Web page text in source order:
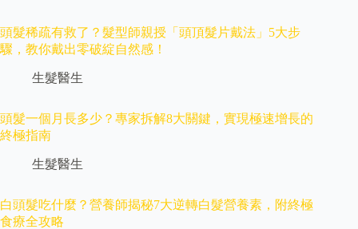
頭髮稀疏有救了？髮型師親授「頭頂髮片戴法」5大步
驟，教你戴出零破綻自然感！
生髮醫生
頭髮一個月長多少？專家拆解8大關鍵，實現極速增長的
終極指南
生髮醫生
白頭髮吃什麼？營養師揭秘7大逆轉白髮營養素，附終極
食療全攻略